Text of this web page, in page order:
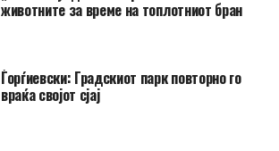
животните за време на топлотниот бран
Ѓорѓиевски: Градскиот парк повторно го
враќа својот сјај